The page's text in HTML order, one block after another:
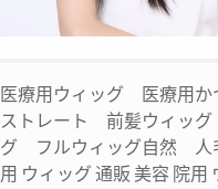
医療用ウィッグ 医療用
ストレート 前髪ウィッ
グ フルウィッグ自然 人
用 ウィッグ 通販 美容 院用